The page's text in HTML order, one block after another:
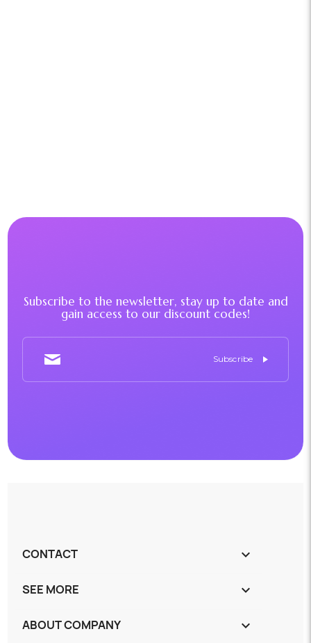
Subscribe to the newsletter, stay up to date and
gain access to our discount codes!
CONTACT keyboard_arrow_down
SEE MORE keyboard_arrow_down
ABOUT COMPANY keyboard_arrow_down